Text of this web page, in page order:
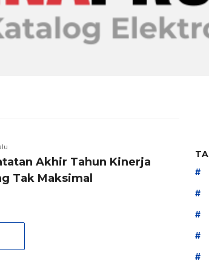
Akhir Tahun Kinerja
Tak Maksimal
#
#
#
#
#